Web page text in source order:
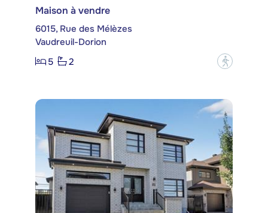
Maison à vendre
6015, Rue des Mélèzes
Vaudreuil-Dorion
5
2 ?